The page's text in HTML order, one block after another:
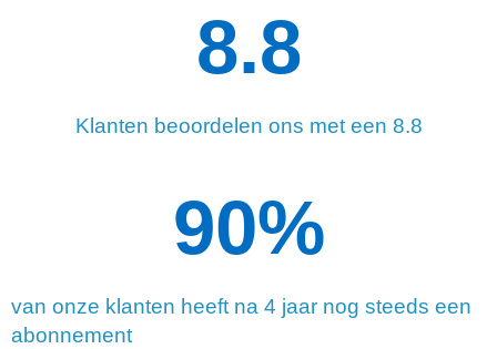
Klanten beoordelen ons met een 8.8
8.8
van onze klanten heeft na 4 jaar nog steeds een
abonnement
90%